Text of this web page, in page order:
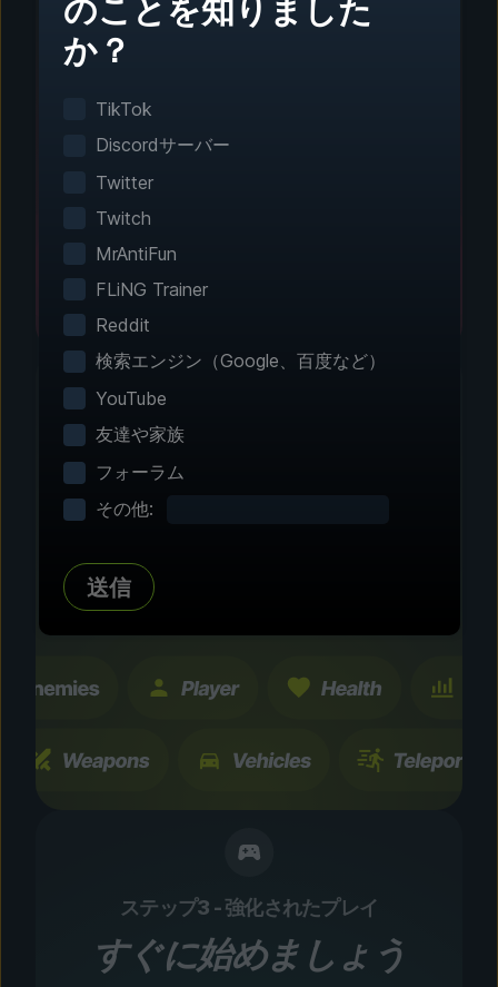
ステップ1 - ダウンロードとインストール
ワンクリック設定
スマートゲーム検出がインストール済みのゲーム
ステップ2 - 機能を選択
エクスペリエンスをカス
数百にも及ぶコミュニティテスト済みの強化およ
び機能を探索。すべての変更は一時的なもので、
ステップ3 - 強化されたプレイ
すぐに始めましょう
のことを知りました
か？
TikTok
Discordサーバー
Twitter
Twitch
MrAntiFun
FLiNG Trainer
Reddit
検索エンジン（Google、百度など）
YouTube
友達や家族
フォーラム
その他:
送信